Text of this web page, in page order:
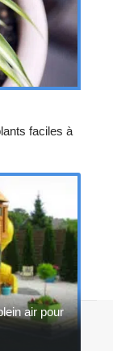
faciles à
air pour